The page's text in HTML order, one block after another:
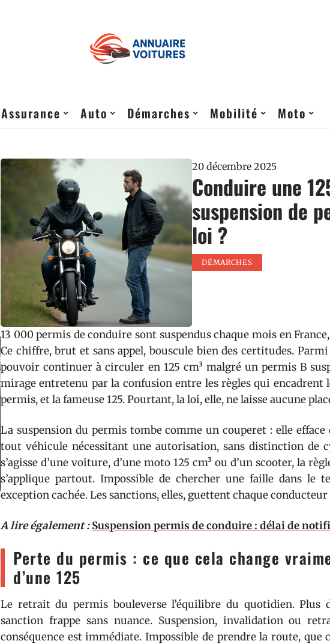
Assurance Auto Démarches Mobilité Moto
20 décembre 2025
Conduire une
suspension de
loi ?
DÉMARCHES
13 000 permis de conduire sont suspendus chaque mois en
Ce chiffre, brut et sans appel, bouscule bien des certitudes.
pouvoir continuer à circuler en 125 cm³ malgré un permis B
mirage entretenu par la confusion entre les règles qui encadrent
permis, et la fameuse 125. Pourtant, la loi, elle, ne laisse aucune
La suspension du permis tombe comme un couperet : elle
tout véhicule nécessitant une autorisation, sans distinction de
s’agisse d’une voiture, d’une moto 125 cm³ ou d’un scooter, la
s’applique partout. Impossible de chercher une faille dans le
exception cachée. Les sanctions, elles, guettent chaque
A lire également : Suspension permis de conduire : délai de
Perte du permis : ce que cela change
d’une 125
Le retrait du permis bouleverse l’équilibre du quotidien. Plus
sanction frappe sans nuance. Suspension, invalidation ou
conséquence est immédiate. Impossible de prendre la route, que